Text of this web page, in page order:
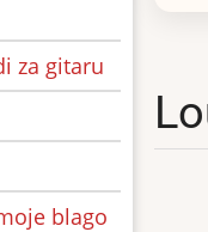
za gitaru
blago